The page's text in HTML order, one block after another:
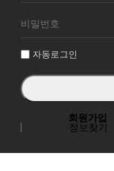
그
자동로그인
회원가입
정보찾기